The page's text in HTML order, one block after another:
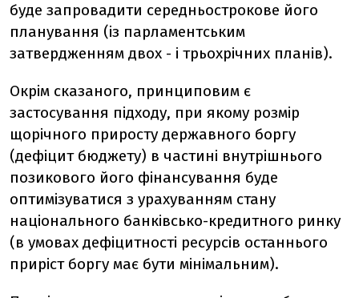
буде запровадити середньострокове його
планування (із парламентським
затвердженням двох - і трьохрічних планів).
Окрім сказаного, принциповим є
застосування підходу, при якому розмір
щорічного приросту державного боргу
(дефіцит бюджету) в частині внутрішнього
позикового його фінансування буде
оптимізуватися з урахуванням стану
національного банківсько-кредитного ринку
(в умовах дефіцитності ресурсів останнього
приріст боргу має бути мінімальним).